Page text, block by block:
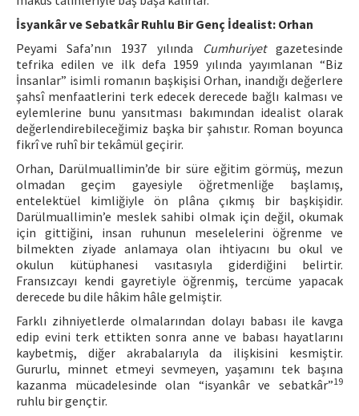
İsyankâr ve Sebatkâr Ruhlu Bir Genç İdealist: Orhan
Peyami Safa’nın 1937 yılında
Cumhuriyetgazetesinde
tefrika edilen ve ilk defa 1959 yılında yayımlanan “Biz
İnsanlar” isimli romanın başkişisi Orhan, inandığı değerlere
şahsî menfaatlerini terk edecek derecede bağlı kalması ve
eylemlerine bunu yansıtması bakımından idealist olarak
değerlendirebileceğimiz başka bir şahıstır. Roman boyunca
fikrî ve ruhî bir tekâmül geçirir.
Orhan, Darülmuallimin’de bir süre eğitim görmüş, mezun
olmadan geçim gayesiyle öğretmenliğe başlamış,
entelektüel kimliğiyle ön plâna çıkmış bir başkişidir.
Darülmuallimin’e meslek sahibi olmak için değil, okumak
için gittiğini, insan ruhunun meselelerini öğrenme ve
bilmekten ziyade anlamaya olan ihtiyacını bu okul ve
okulun kütüphanesi vasıtasıyla giderdiğini belirtir.
Fransızcayı kendi gayretiyle öğrenmiş, tercüme yapacak
derecede bu dile hâkim hâle gelmiştir.
Farklı zihniyetlerde olmalarından dolayı babası ile kavga
edip evini terk ettikten sonra anne ve babası hayatlarını
kaybetmiş, diğer akrabalarıyla da ilişkisini kesmiştir.
Gururlu, minnet etmeyi sevmeyen, yaşamını tek başına
kazanma mücadelesinde olan “isyankâr ve sebatkâr”19
ruhlu bir gençtir.